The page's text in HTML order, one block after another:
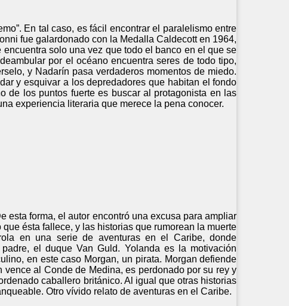
En tal caso, es fácil encontrar el paralelismo entre
fue galardonado con la Medalla Caldecott en 1964,
solo una vez que todo el banco en el que se
por el océano encuentra seres de todo tipo,
y Nadarín pasa verdaderos momentos de miedo.
y esquivar a los depredadores que habitan el fondo
de los puntos fuerte es buscar al protagonista en las
experiencia literaria que merece la pena conocer.
forma, el autor encontró una excusa para ampliar
ésta fallece, y las historias que rumorean la muerte
en una serie de aventuras en el Caribe, donde
el duque Van Guld. Yolanda es la motivación
en este caso Morgan, un pirata. Morgan defiende
al Conde de Medina, es perdonado por su rey y
caballero británico. Al igual que otras historias
Otro vívido relato de aventuras en el Caribe.